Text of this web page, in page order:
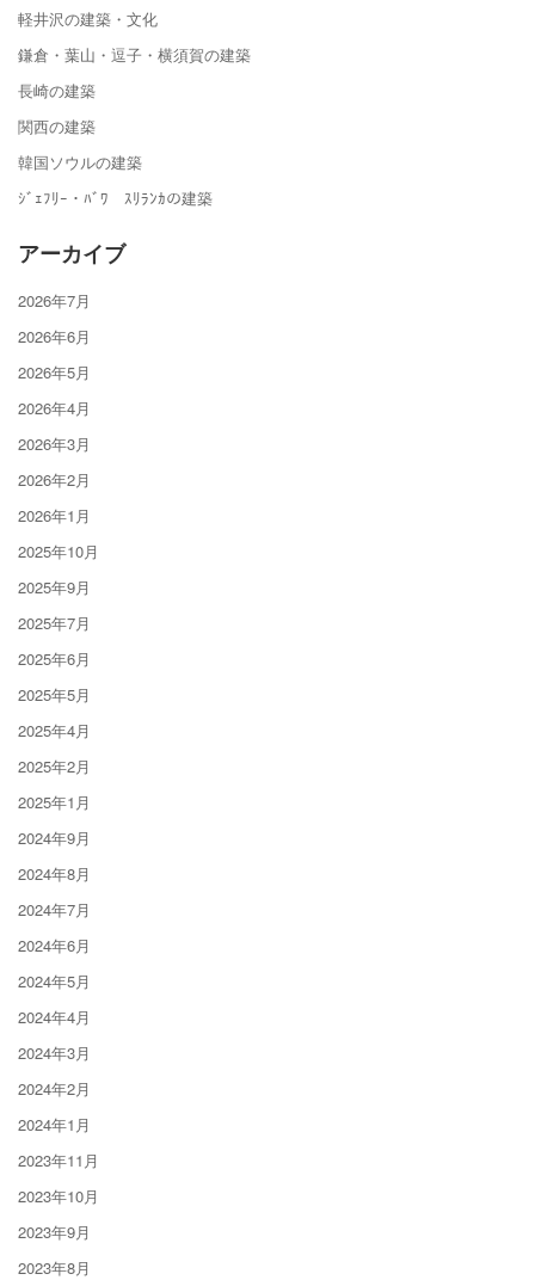
軽井沢の建築・文化
鎌倉・葉山・逗子・横須賀の建築
長崎の建築
関西の建築
韓国ソウルの建築
ｼﾞｪﾌﾘｰ・ﾊﾞﾜ ｽﾘﾗﾝｶの建築
アーカイブ
2026年7月
2026年6月
2026年5月
2026年4月
2026年3月
2026年2月
2026年1月
2025年10月
2025年9月
2025年7月
2025年6月
2025年5月
2025年4月
2025年2月
2025年1月
2024年9月
2024年8月
2024年7月
2024年6月
2024年5月
2024年4月
2024年3月
2024年2月
2024年1月
2023年11月
2023年10月
2023年9月
2023年8月